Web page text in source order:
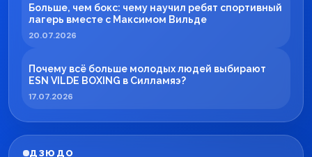
Больше, чем бокс: чему научил ребят спортивный
лагерь вместе с Максимом Вильде
20.07.2026
Почему всё больше молодых людей выбирают
ESN VILDE BOXING в Силламяэ?
17.07.2026
ДЗЮДО